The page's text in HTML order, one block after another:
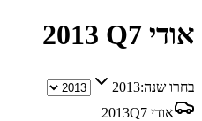
אודי Q7 2013
בחרו שנה:2013
אודי Q7
2013